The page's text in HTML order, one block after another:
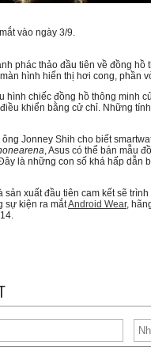
vào ngày 3/9.
phác thảo đầu tiên về đồng
hình hiển thị hơi cong, phần
hình chiếc đồng hồ thông minh
khiển bằng cử chỉ. Những
Jonney Shih cho biết
, Asus có thể bán mẫu
là những con số khá hấp
sản xuất đầu tiên cam kết sẽ
sự kiện ra mắtAndroid Wear,